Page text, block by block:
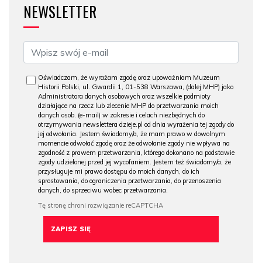
NEWSLETTER
Oświadczam, że wyrażam zgodę oraz upoważniam Muzeum
Historii Polski, ul. Gwardii 1, 01-538 Warszawa, (dalej MHP) jako
Administratora danych osobowych oraz wszelkie podmioty
działające na rzecz lub zlecenie MHP do przetwarzania moich
danych osob. (e-mail) w zakresie i celach niezbędnych do
otrzymywania newslettera dzieje.pl od dnia wyrażenia tej zgody do
jej odwołania. Jestem świadomy/a, że mam prawo w dowolnym
momencie odwołać zgodę oraz że odwołanie zgody nie wpływa na
zgodność z prawem przetwarzania, którego dokonano na podstawie
zgody udzielonej przed jej wycofaniem. Jestem też świadomy/a, że
przysługuje mi prawo dostępu do moich danych, do ich
sprostowania, do ograniczenia przetwarzania, do przenoszenia
danych, do sprzeciwu wobec przetwarzania.